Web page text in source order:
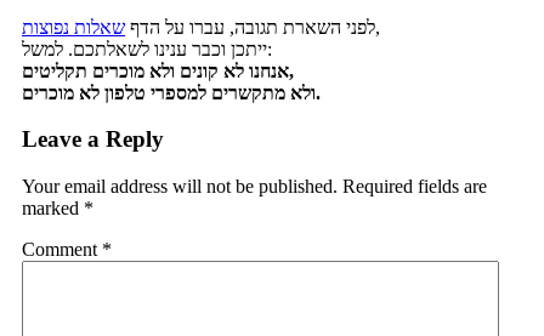
לפני השארת תגובה, עברו על הדף שאלות נפוצות
,
ייתכן וכבר ענינו לשאלתכם. למשל:
אנחנו לא קונים ולא מוכרים תקליטים,
ולא מתקשרים למספרי טלפון לא מוכרים.
Leave a Reply
Your email address will not be published. Required fields are
marked *
Comment *